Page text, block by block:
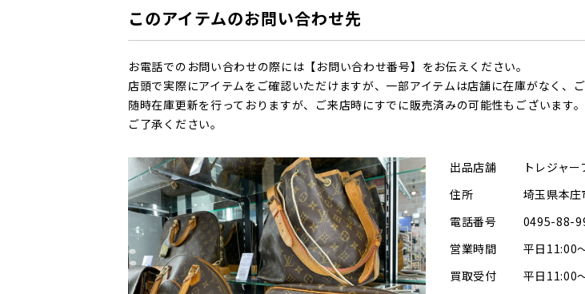
このアイテムのお問い合わせ先
お電話でのお問い合わせの際には【お問い合わせ番号】をお伝えください。
店頭で実際にアイテムをご確認いただけますが、一部アイテムは店舗に在庫がなく、
随時在庫更新を行っておりますが、ご来店時にすでに販売済みの可能性もございます
ご了承ください。
出品店舗
トレジャ
住所
埼玉県本
電話番号
0495-88-
営業時間
平日11:00
買取受付
平日11:00